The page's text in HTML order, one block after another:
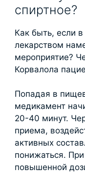
спиртное?
Как быть, если
лекарством
мероприятие?
Корвалола
Попадая в
медикамент
20-40 минут.
приема,
активных
понижаться.
повышенной